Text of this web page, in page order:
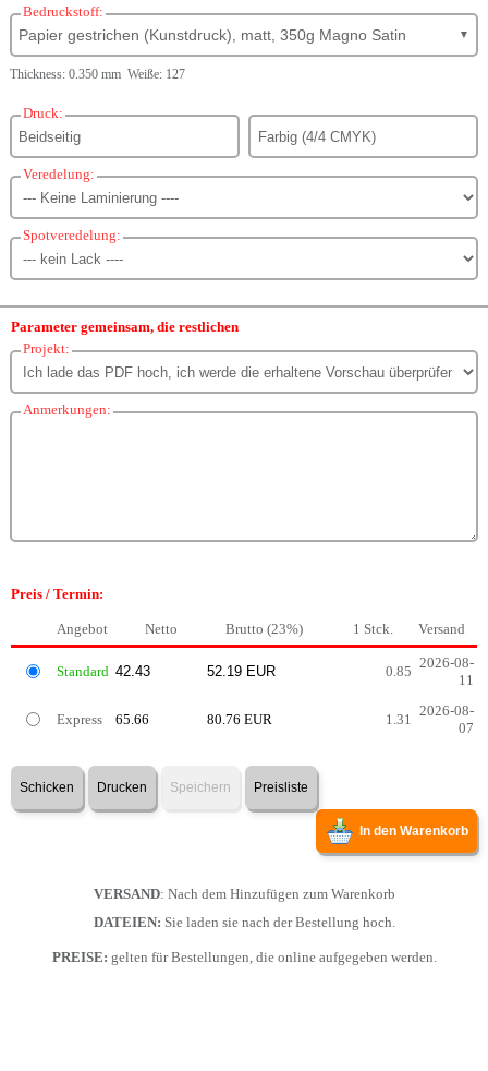
Bedruckstoff:
Papier gestrichen (Kunstdruck), matt, 350g Magno Satin ▼
Thickness: 0.350 mm Weiße: 127
Druck:
Veredelung:
Spotveredelung:
Parameter gemeinsam, die restlichen
Projekt:
Anmerkungen:
Preis / Termin:
Angebot Netto Brutto (23%) 1 Stck. Versand
Standard 0.85
2026-08-
11
Express 65.66 80.76 EUR 1.31
2026-08-
07
Schicken Drucken Speichern Preisliste
In den Warenkorb
VERSAND: Nach dem Hinzufügen zum Warenkorb
DATEIEN: Sie laden sie nach der Bestellung hoch.
PREISE: gelten für Bestellungen, die online aufgegeben werden.